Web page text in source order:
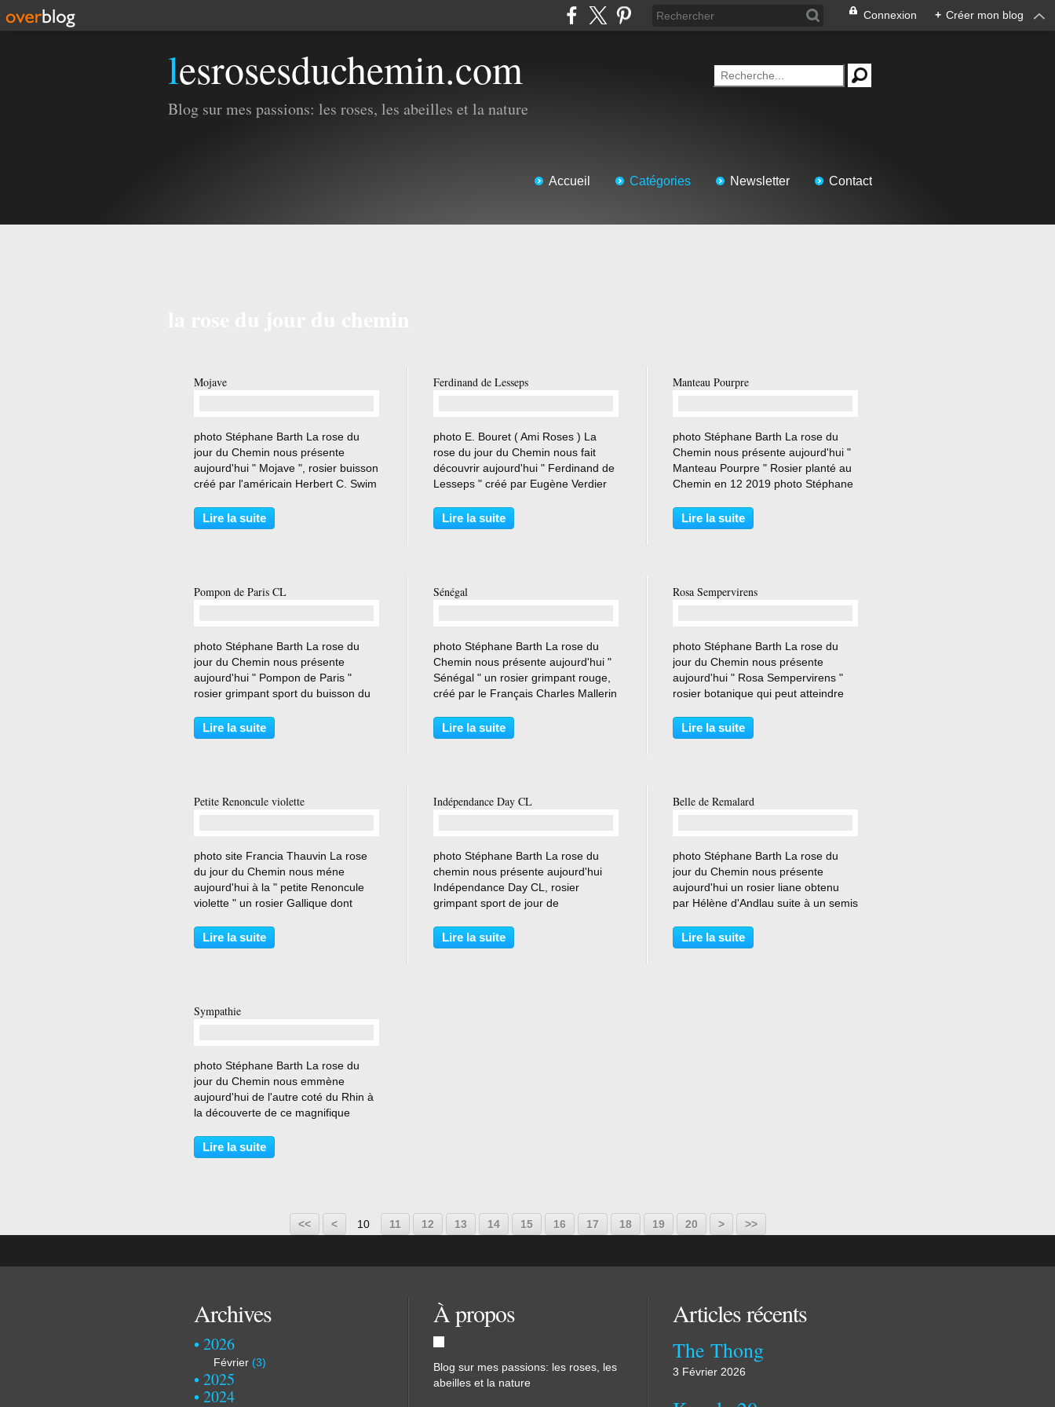
Connexion + Créer mon blog
lesrosesduchemin.com
Blog sur mes passions: les roses, les abeilles et la nature
Accueil Catégories Newsletter Contact
Mojave
photo Stéphane Barth La rose du
jour du Chemin nous présente
aujourd'hui " Mojave ", rosier buisson
créé par l'américain Herbert C. Swim
en 12 2019 . photo Stéphane Barth
Très grande fleur de longue durée,
Lire la suite
Ferdinand de Lesseps
photo E. Bouret ( Ami Roses ) La
rose du jour du Chemin nous fait
découvrir aujourd'hui " Ferdinand de
Lesseps " créé par Eugène Verdier
Suez au travers de son ingénieur .
Rosier planté au Chemin en 12 2019
Lire la suite
Manteau Pourpre
photo Stéphane Barth La rose du
Chemin nous présente aujourd'hui "
Manteau Pourpre " Rosier planté au
Chemin en 12 2019 photo Stéphane
exigeant aux belles fleurs
impeccablement ordonnées, bien
Lire la suite
Pompon de Paris CL
photo Stéphane Barth La rose du
jour du Chemin nous présente
aujourd'hui " Pompon de Paris "
rosier grimpant sport du buisson du
Chemin en 12 2019 . photo
Stéphane Barth Mutation grimpante
Lire la suite
Sénégal
photo Stéphane Barth La rose du
Chemin nous présente aujourd'hui "
Sénégal " un rosier grimpant rouge,
créé par le Français Charles Mallerin
en 12 2019 . photo Stéphane Barth
Descriptif du site " promesse de
Lire la suite
Rosa Sempervirens
photo Stéphane Barth La rose du
jour du Chemin nous présente
aujourd'hui " Rosa Sempervirens "
rosier botanique qui peut atteindre
décrite entre d'autres par Redouté ..
1 pied planté au Chemin en 12 2019
Lire la suite
Petite Renoncule violette
photo site Francia Thauvin La rose
du jour du Chemin nous méne
aujourd'hui à la " petite Renoncule
violette " un rosier Gallique dont
Chemin le 03 12 2019, grace au don
d'un drageon de Thermidor (
Lire la suite
Indépendance Day CL
photo Stéphane Barth La rose du
chemin nous présente aujourd'hui
Indépendance Day CL, rosier
grimpant sport de jour de
Chemin en 12 2019 . will's cards
cigarettes 1926 n 19 Série de cartes-
Lire la suite
Belle de Remalard
photo Stéphane Barth La rose du
jour du Chemin nous présente
aujourd'hui un rosier liane obtenu
par Hélène d'Andlau suite à un semis
situé à Remalard ( Orne ) et baptisé
par André Eve . Rosier planté au
Lire la suite
Sympathie
photo Stéphane Barth La rose du
jour du Chemin nous emmène
aujourd'hui de l'autre coté du Rhin à
la découverte de ce magnifique
Kordes de 1964 . Ce rosier a été
planté au Chemin en 12 2019 . photo
Lire la suite
<< < 10 11 12 13 14 15 16 17 18 19 20 > >>
Archives
2026
Février (3)
2025
2024
À propos
Blog sur mes passions: les roses, les
abeilles et la nature
Articles récents
The Thong
3 Février 2026